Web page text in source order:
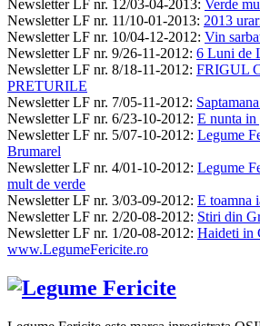
Newsletter LF nr. 12/03-04-2013: Verde
Newsletter LF nr. 11/10-01-2013: 2013
Newsletter LF nr. 10/04-12-2012: Vin
Newsletter LF nr. 9/26-11-2012: 6 Luni de
Newsletter LF nr. 8/18-11-2012: FRIGUL
PRETURILE
Newsletter LF nr. 7/05-11-2012:
Newsletter LF nr. 6/23-10-2012: E nunta in
Newsletter LF nr. 5/07-10-2012: Legume
Brumarel
Newsletter LF nr. 4/01-10-2012: Legume
mult de verde
Newsletter LF nr. 3/03-09-2012: E toamna
Newsletter LF nr. 2/20-08-2012: Stiri din
Newsletter LF nr. 1/20-08-2012: Haideti in
www.LegumeFericite.ro